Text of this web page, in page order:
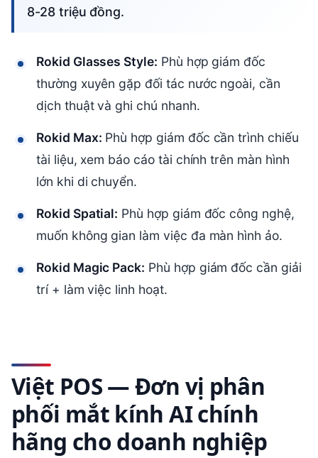
8-28 triệu đồng.
Rokid Glasses Style: Phù hợp giám đốc
thường xuyên gặp đối tác nước ngoài, cần
dịch thuật và ghi chú nhanh.
Rokid Max: Phù hợp giám đốc cần trình chiếu
tài liệu, xem báo cáo tài chính trên màn hình
lớn khi di chuyển.
Rokid Spatial: Phù hợp giám đốc công nghệ,
muốn không gian làm việc đa màn hình ảo.
Rokid Magic Pack: Phù hợp giám đốc cần giải
trí + làm việc linh hoạt.
Việt POS — Đơn vị phân
phối mắt kính AI chính
hãng cho doanh nghiệp